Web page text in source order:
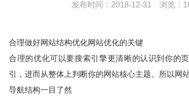
发布时间：2018-12-31 浏览：
合理做好网站结构优化网站优化的关键
合理的优化可以要搜索引擎更清晰的认识到你的
引，进而从整体上判断你的网站核心主题。所以网
导航结构一目了然